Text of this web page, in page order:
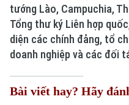
tướng Lào, Campuchia,
Tổng thư ký Liên hợp
diện các chính đảng, tổ
doanh nghiệp và các đối
Bài viết hay? Hãy